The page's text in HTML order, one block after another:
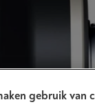
gebruik van